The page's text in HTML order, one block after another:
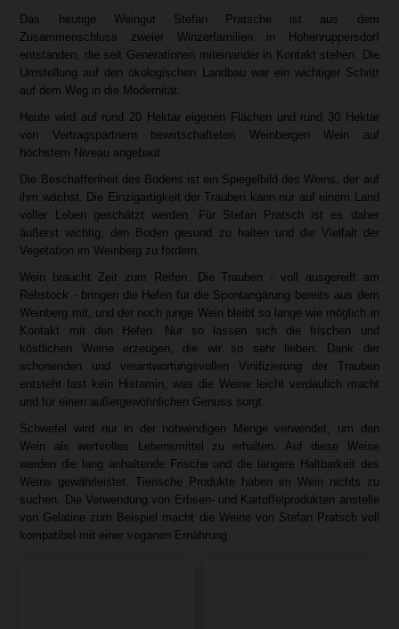
Das heutige Weingut Stefan Pratsche ist aus dem
Zusammenschluss zweier Winzerfamilien in Hohenruppersdorf
entstanden, die seit Generationen miteinander in Kontakt stehen. Die
Umstellung auf den ökologischen Landbau war ein wichtiger Schritt
auf dem Weg in die Modernität.
Heute wird auf rund 20 Hektar eigenen Flächen und rund 30 Hektar
von Vertragspartnern bewirtschafteten Weinbergen Wein auf
höchstem Niveau angebaut.
Die Beschaffenheit des Bodens ist ein Spiegelbild des Weins, der auf
ihm wächst. Die Einzigartigkeit der Trauben kann nur auf einem Land
voller Leben geschätzt werden. Für Stefan Pratsch ist es daher
äußerst wichtig, den Boden gesund zu halten und die Vielfalt der
Vegetation im Weinberg zu fördern.
Wein braucht Zeit zum Reifen. Die Trauben - voll ausgereift am
Rebstock - bringen die Hefen für die Spontangärung bereits aus dem
Weinberg mit, und der noch junge Wein bleibt so lange wie möglich in
Kontakt mit den Hefen. Nur so lassen sich die frischen und
köstlichen Weine erzeugen, die wir so sehr lieben. Dank der
schonenden und verantwortungsvollen Vinifizierung der Trauben
entsteht fast kein Histamin, was die Weine leicht verdaulich macht
und für einen außergewöhnlichen Genuss sorgt.
Schwefel wird nur in der notwendigen Menge verwendet, um den
Wein als wertvolles Lebensmittel zu erhalten. Auf diese Weise
werden die lang anhaltende Frische und die längere Haltbarkeit des
Weins gewährleistet. Tierische Produkte haben im Wein nichts zu
suchen. Die Verwendung von Erbsen- und Kartoffelprodukten anstelle
von Gelatine zum Beispiel macht die Weine von Stefan Pratsch voll
kompatibel mit einer veganen Ernährung.